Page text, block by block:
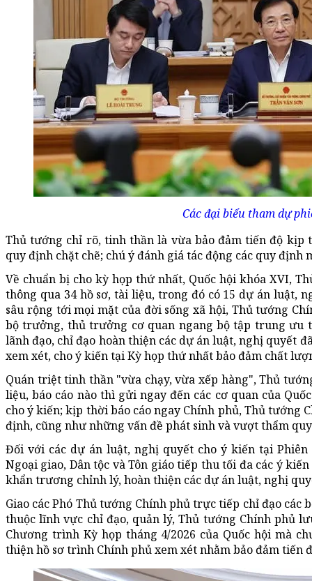
Các đại biểu tham dự
Thủ tướng chỉ rõ, tinh thần là vừa bảo đảm tiến độ
quy định chặt chẽ; chú ý đánh giá tác động các quy định
Về chuẩn bị cho kỳ họp thứ nhất, Quốc hội khóa XVI,
thông qua 34 hồ sơ, tài liệu, trong đó có 15 dự án luật,
sâu rộng tới mọi mặt của đời sống xã hội, Thủ tướng
bộ trưởng, thủ trưởng cơ quan ngang bộ tập trung
lãnh đạo, chỉ đạo hoàn thiện các dự án luật, nghị quyết
xem xét, cho ý kiến tại Kỳ họp thứ nhất bảo đảm chất
Quán triệt tinh thần "vừa chạy, vừa xếp hàng", Thủ
liệu, báo cáo nào thì gửi ngay đến các cơ quan của
cho ý kiến; kịp thời báo cáo ngay Chính phủ, Thủ tướng
định, cũng như những vấn đề phát sinh và vượt thẩm
Đối với các dự án luật, nghị quyết cho ý kiến tại
Ngoại giao, Dân tộc và Tôn giáo tiếp thu tối đa các ý
khẩn trương chỉnh lý, hoàn thiện các dự án luật, nghị
Giao các Phó Thủ tướng Chính phủ trực tiếp chỉ đạo
thuộc lĩnh vực chỉ đạo, quản lý, Thủ tướng Chính phủ
Chương trình Kỳ họp tháng 4/2026 của Quốc hội mà
thiện hồ sơ trình Chính phủ xem xét nhằm bảo đảm tiến